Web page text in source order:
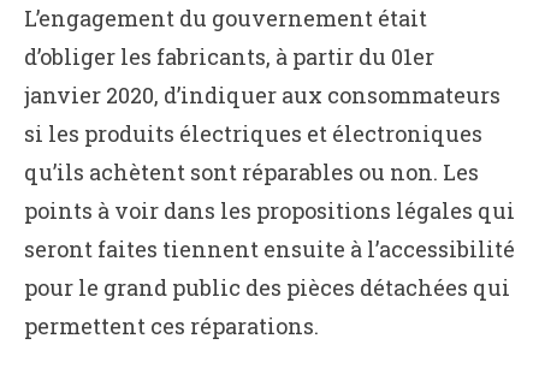
L’engagement du gouvernement était
d’obliger les fabricants, à partir du 01er
janvier 2020, d’indiquer aux consommateurs
si les produits électriques et électroniques
qu’ils achètent sont réparables ou non. Les
points à voir dans les propositions légales qui
seront faites tiennent ensuite à l’accessibilité
pour le grand public des pièces détachées qui
permettent ces réparations.